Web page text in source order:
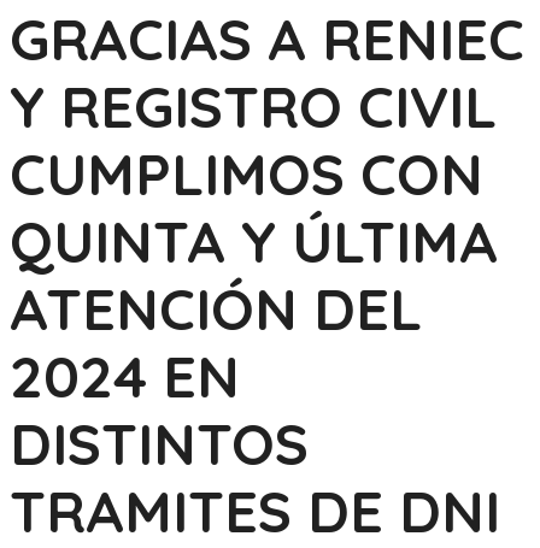
GRACIAS A RENIEC
Y REGISTRO CIVIL
CUMPLIMOS CON
QUINTA Y ÚLTIMA
ATENCIÓN DEL
2024 EN
DISTINTOS
TRAMITES DE DNI